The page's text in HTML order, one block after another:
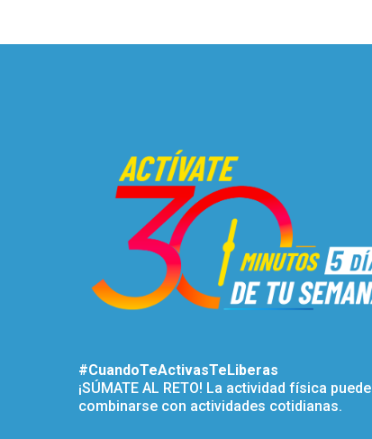
#CuandoTeActivasTeLiberas
¡SÚMATE AL RETO! La actividad física puede
combinarse con actividades cotidianas.